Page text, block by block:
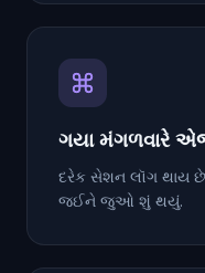
ગયા મંગળવારે
દરેક સેશન લૉગ થાય છે.
જઈને જુઓ શું થયું.